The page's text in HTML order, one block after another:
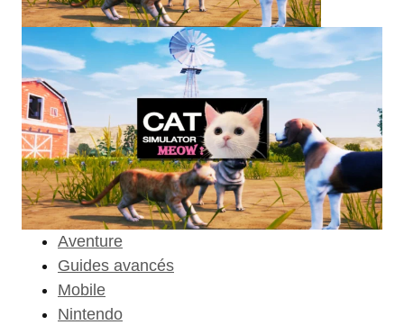
Aventure
Guides avancés
Mobile
Nintendo